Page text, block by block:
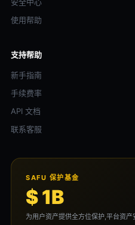
使用帮助
支持帮助
新手指南
手续费率
API 文档
联系客服
SAFU 保护基金
$ 1B
为用户资产提供全方位保护,平台资